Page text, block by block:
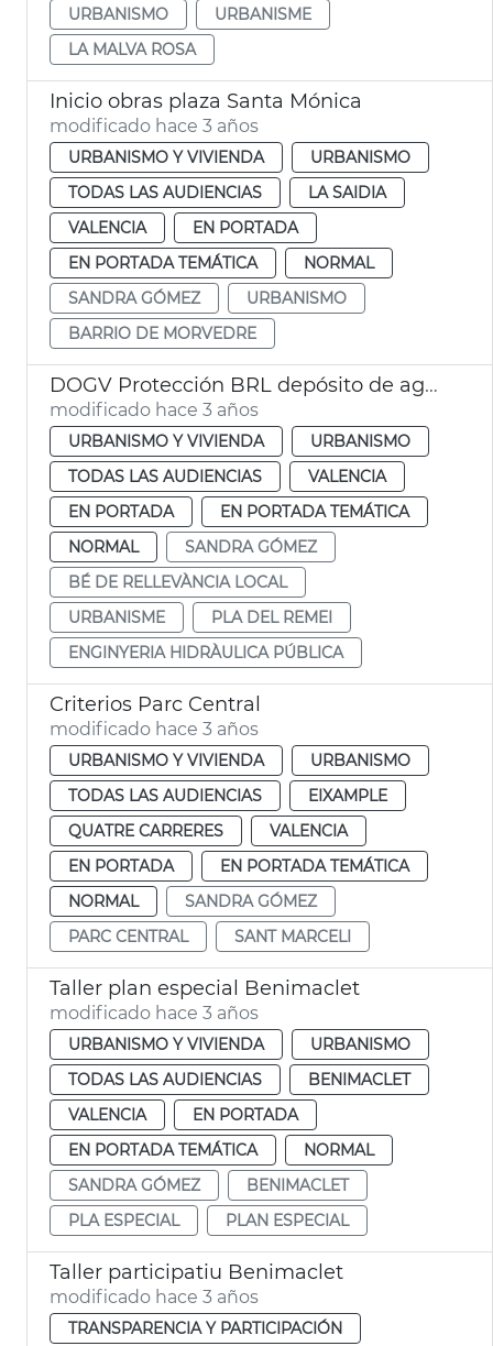
URBANISMO
URBANISME
LA MALVA ROSA
Inicio obras plaza Santa Mónica
modificado hace 3 años
URBANISMO Y VIVIENDA
URBANISMO
TODAS LAS AUDIENCIAS
LA SAIDIA
VALENCIA
EN PORTADA
EN PORTADA TEMÁTICA
NORMAL
SANDRA GÓMEZ
URBANISMO
BARRIO DE MORVEDRE
DOGV Protección BRL depósito de agua
modificado hace 3 años
URBANISMO Y VIVIENDA
URBANISMO
TODAS LAS AUDIENCIAS
VALENCIA
EN PORTADA
EN PORTADA TEMÁTICA
NORMAL
SANDRA GÓMEZ
BÉ DE RELLEVÀNCIA LOCAL
URBANISME
PLA DEL REMEI
ENGINYERIA HIDRÀULICA PÚBLICA
Criterios Parc Central
modificado hace 3 años
URBANISMO Y VIVIENDA
URBANISMO
TODAS LAS AUDIENCIAS
EIXAMPLE
QUATRE CARRERES
VALENCIA
EN PORTADA
EN PORTADA TEMÁTICA
NORMAL
SANDRA GÓMEZ
PARC CENTRAL
SANT MARCELI
Taller plan especial Benimaclet
modificado hace 3 años
URBANISMO Y VIVIENDA
URBANISMO
TODAS LAS AUDIENCIAS
BENIMACLET
VALENCIA
EN PORTADA
EN PORTADA TEMÁTICA
NORMAL
SANDRA GÓMEZ
BENIMACLET
PLA ESPECIAL
PLAN ESPECIAL
Taller participatiu Benimaclet
modificado hace 3 años
TRANSPARENCIA Y PARTICIPACIÓN